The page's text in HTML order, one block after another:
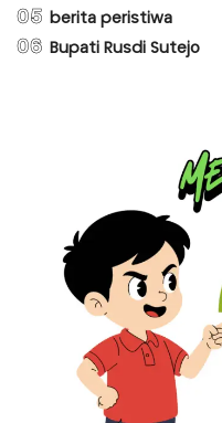
05 berita peristiwa
06 Bupati Rusdi Sutejo